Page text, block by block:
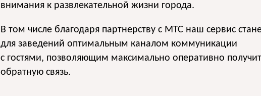
внимания к развлекательной жизни города.
В том числе благодаря партнерству с МТС наш сервис
для заведений оптимальным каналом коммуникации
с гостями, позволяющим максимально оперативно
обратную связь.